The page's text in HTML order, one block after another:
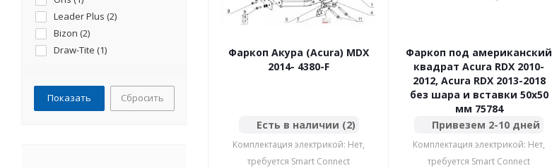
Фаркоп Акура (Acura) MDX
2014- 4380-F
Есть в наличии (2)
Комплектация электрикой: Нет,
требуется Smart Connect
Фаркоп под американский
квадрат Acura RDX 2010-
2012, Acura RDX 2013-2018
без шара и вставки 50x50
мм 75784
Привезем 2-10 дней
Комплектация электрикой: Нет,
требуется Smart Connect
Leader Plus (2)
Bizon (2)
Draw-Tite (1)
Сбросить